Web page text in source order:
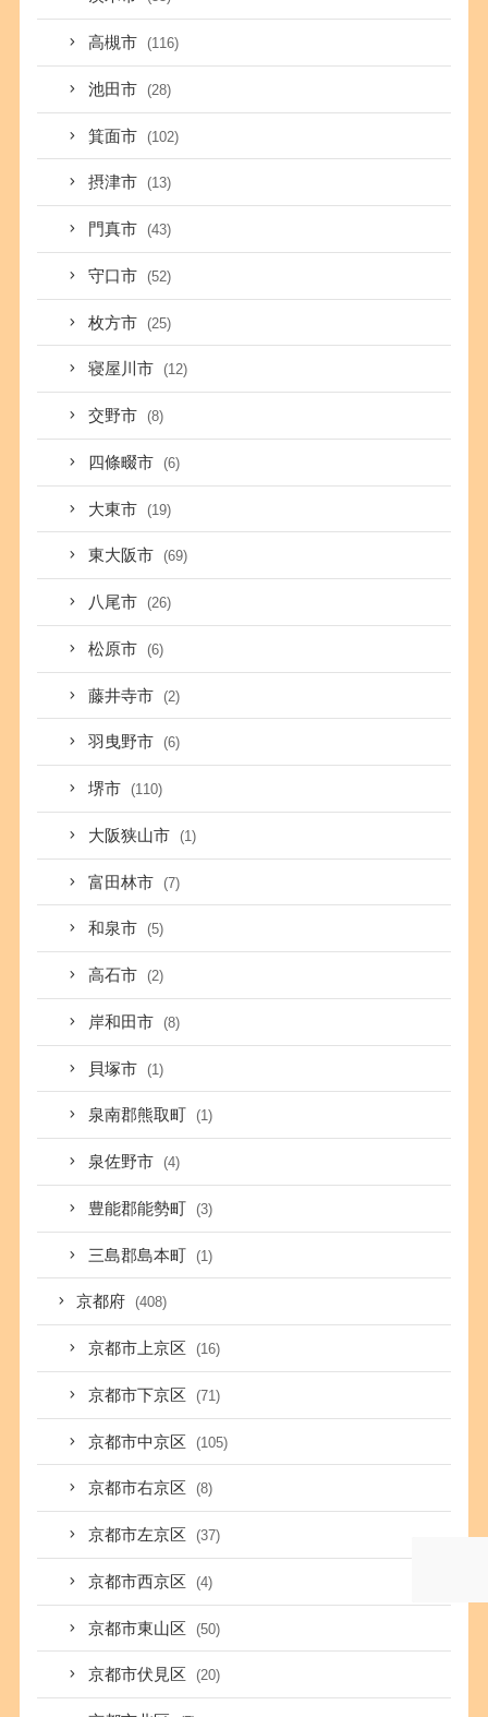
高槻市 (116)
池田市 (28)
箕面市 (102)
摂津市 (13)
門真市 (43)
守口市 (52)
枚方市 (25)
寝屋川市 (12)
交野市 (8)
四條畷市 (6)
大東市 (19)
東大阪市 (69)
八尾市 (26)
松原市 (6)
藤井寺市 (2)
羽曳野市 (6)
堺市 (110)
大阪狭山市 (1)
富田林市 (7)
和泉市 (5)
高石市 (2)
岸和田市 (8)
貝塚市 (1)
泉南郡熊取町 (1)
泉佐野市 (4)
豊能郡能勢町 (3)
三島郡島本町 (1)
京都府 (408)
京都市上京区 (16)
京都市下京区 (71)
京都市中京区 (105)
京都市右京区 (8)
京都市左京区 (37)
京都市西京区 (4)
京都市東山区 (50)
京都市伏見区 (20)